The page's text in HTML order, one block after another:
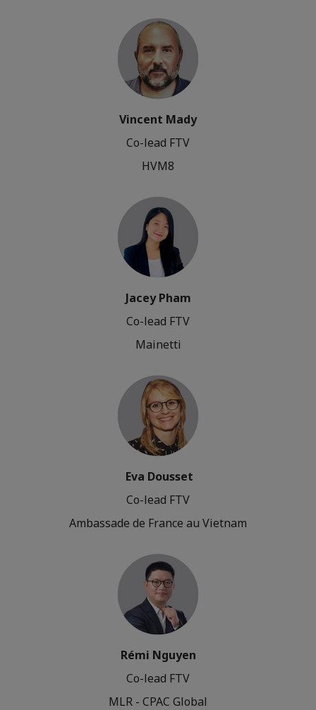
Vincent Mady
Co-lead FTV
HVM8
Jacey Pham
Co-lead FTV
Mainetti
Eva Dousset
Co-lead FTV
Ambassade de France au Vietnam
Rémi Nguyen
Co-lead FTV
MLR - CPAC Global